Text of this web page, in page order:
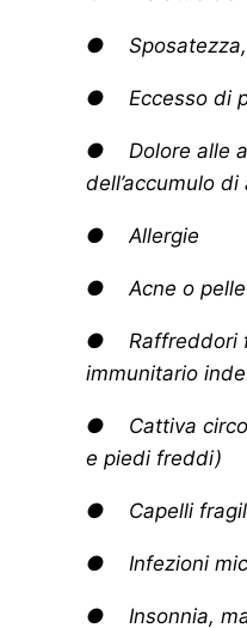
● Sposatezza,
● Eccesso di
● Dolore alle
dell’accumulo
● Allergie
● Acne o pelle
● Raffreddori
immunitario
● Cattiva
e piedi freddi)
● Capelli
● Infezioni
● Insonnia,